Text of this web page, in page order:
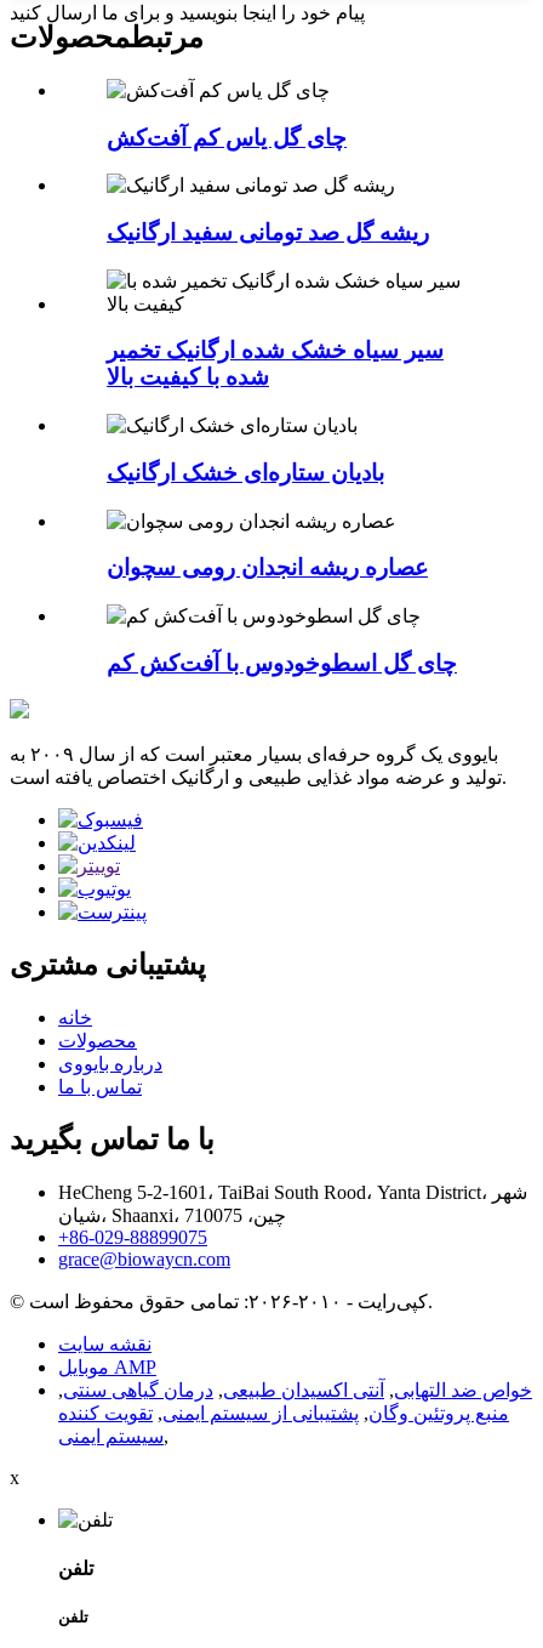
پیام خود را اینجا بنویسید و برای ما ارسال کنید
مرتبطمحصولات
چای گل یاس کم آفت‌کش
ریشه گل صد تومانی سفید ارگانیک
سیر سیاه خشک شده ارگانیک تخمیر
شده با کیفیت بالا
بادیان ستاره‌ای خشک ارگانیک
عصاره ریشه انجدان رومی سچوان
چای گل اسطوخودوس با آفت‌کش کم
بایووی یک گروه حرفه‌ای بسیار معتبر است که از سال ۲۰۰۹ به
تولید و عرضه مواد غذایی طبیعی و ارگانیک اختصاص یافته است.
پشتیبانی مشتری
خانه
محصولات
درباره بایووی
تماس با ما
با ما تماس بگیرید
HeCheng 5-2-1601، TaiBai South Rood، Yanta District، شهر
شیان، Shaanxi، چین، 710075
‎+86-029-88899075‎
grace@biowaycn.com
© کپی‌رایت - ۲۰۱۰-۲۰۲۶: تمامی حقوق محفوظ است.
نقشه سایت
موبایل AMP
خواص ضد التهابی, آنتی اکسیدان طبیعی, درمان گیاهی سنتی,
منبع پروتئین وگان, پشتیبانی از سیستم ایمنی, تقویت کننده
سیستم ایمنی,
x
تلفن
تلفن